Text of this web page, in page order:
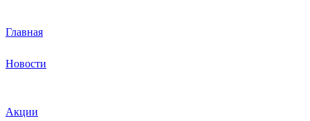
Главная
Новости
Акции